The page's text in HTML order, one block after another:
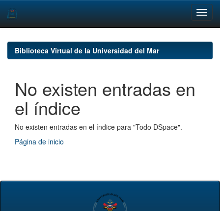
navigationBiblioteca Virtual de la Universidad del Mar
No existen entradas en
el índice
No existen entradas en el índice para "Todo DSpace".
Página de inicio